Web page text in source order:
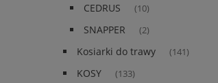
CEDRUS (10)
SNAPPER (2)
Kosiarki do trawy (141)
KOSY (133)